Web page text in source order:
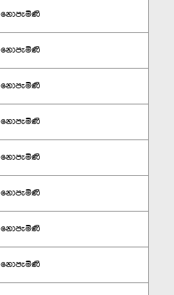
නොපැමිණි
නොපැමිණි
නොපැමිණි
නොපැමිණි
නොපැමිණි
නොපැමිණි
නොපැමිණි
නොපැමිණි